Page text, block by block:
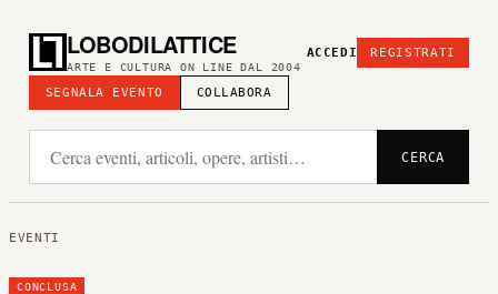
LOBODILATTICE
ARTE E CULTURA ON LINE DAL 2004
SEGNALA EVENTO COLLABORA
ACCEDI REGISTRATI
CERCA
EVENTI
CONCLUSA